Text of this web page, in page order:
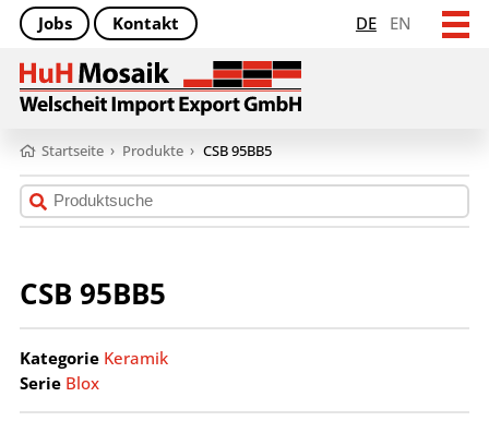
DE EN
Jobs Kontakt
Startseite › Produkte › CSB 95BB5
CSB 95BB5
Kategorie Keramik
Serie Blox